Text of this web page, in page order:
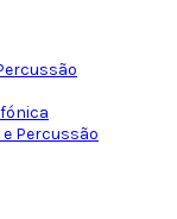
Percussão